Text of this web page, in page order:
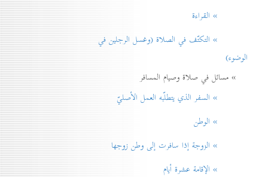
» القراءة
» التكتّف في الصلاة (وغسل الرجلين في
الوضوء)
» مسائل في صلاة وصيام المسافر
» السفر الذي يتطلّبه العمل الأصليّ
» الوطن
» الزوجة إذا سافرت إلی وطن زوجها
» الإقامة عشرة أيام